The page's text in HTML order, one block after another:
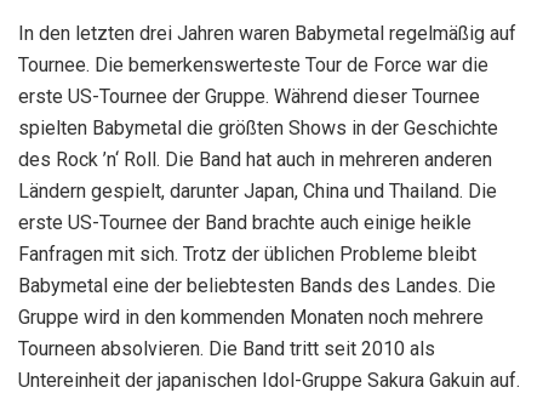
In den letzten drei Jahren waren Babymetal regelmäßig auf
Tournee. Die bemerkenswerteste Tour de Force war die
erste US-Tournee der Gruppe. Während dieser Tournee
spielten Babymetal die größten Shows in der Geschichte
des Rock ’n‘ Roll. Die Band hat auch in mehreren anderen
Ländern gespielt, darunter Japan, China und Thailand. Die
erste US-Tournee der Band brachte auch einige heikle
Fanfragen mit sich. Trotz der üblichen Probleme bleibt
Babymetal eine der beliebtesten Bands des Landes. Die
Gruppe wird in den kommenden Monaten noch mehrere
Tourneen absolvieren. Die Band tritt seit 2010 als
Untereinheit der japanischen Idol-Gruppe Sakura Gakuin auf.